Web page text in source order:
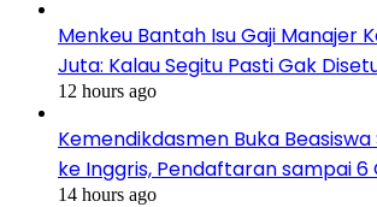
Menkeu Bantah Isu Gaji Manajer
Juta: Kalau Segitu Pasti Gak
12 hours ago
Kemendikdasmen Buka Beasiswa
ke Inggris, Pendaftaran sampai
14 hours ago